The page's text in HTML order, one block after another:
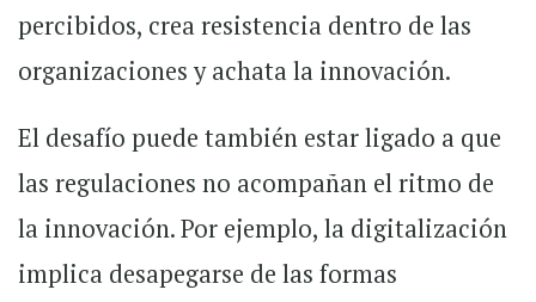
percibidos, crea resistencia dentro de las
organizaciones y achata la innovación.
El desafío puede también estar ligado a que
las regulaciones no acompañan el ritmo de
la innovación. Por ejemplo, la digitalización
implica desapegarse de las formas